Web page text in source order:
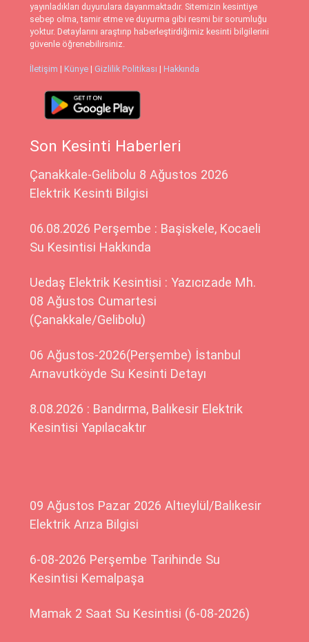
yayınladıkları duyurulara dayanmaktadır. Sitemizin kesintiye
sebep olma, tamir etme ve duyurma gibi resmi bir sorumluğu
yoktur. Detaylarını araştırıp haberleştirdiğimiz kesinti bilgilerini
güvenle öğrenebilirsiniz.
İletişim | Künye | Gizlilik Politikası | Hakkında
Son Kesinti Haberleri
Çanakkale-Gelibolu 8 Ağustos 2026
Elektrik Kesinti Bilgisi
06.08.2026 Perşembe : Başiskele, Kocaeli
Su Kesintisi Hakkında
Uedaş Elektrik Kesintisi : Yazıcızade Mh.
08 Ağustos Cumartesi
(Çanakkale/Gelibolu)
06 Ağustos-2026(Perşembe) İstanbul
Arnavutköyde Su Kesinti Detayı
8.08.2026 : Bandırma, Balıkesir Elektrik
Kesintisi Yapılacaktır
09 Ağustos Pazar 2026 Altıeylül/Balıkesir
Elektrik Arıza Bilgisi
6-08-2026 Perşembe Tarihinde Su
Kesintisi Kemalpaşa
Mamak 2 Saat Su Kesintisi (6-08-2026)